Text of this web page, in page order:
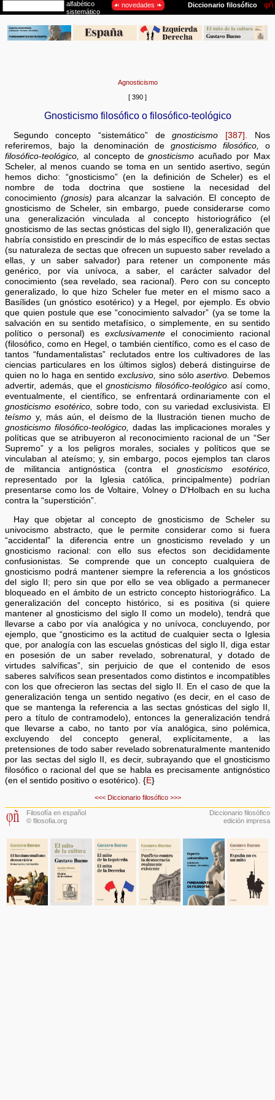
Agnosticismo
[ 390 ]
Gnosticismo filosófico o filosófico-teológico
Segundo concepto “sistemático” degnosticismo [387]. Nos
referiremos, bajo la denominación de gnosticismo filosófico, o
filosófico-teológico, al concepto degnosticismo acuñado por Max
Scheler, al menos cuando se toma en un sentido asertivo, según
hemos dicho: “gnosticismo” (en la definición de Scheler) es el
nombre de toda doctrina que sostiene la necesidad del
conocimiento (gnosis) para alcanzar la salvación. El concepto de
gnosticismo de Scheler, sin embargo, puede considerarse como
una generalización vinculada al concepto historiográfico (el
gnosticismo de las sectas gnósticas del siglo II), generalización que
habría consistido en prescindir de lo más específico de estas sectas
(su naturaleza de sectas que ofrecen un supuesto saber revelado a
ellas, y un saber salvador) para retener un componente más
genérico, por vía unívoca, a saber, el carácter salvador del
conocimiento (sea revelado, sea racional). Pero con su concepto
generalizado, lo que hizo Scheler fue meter en el mismo saco a
Basílides (un gnóstico esotérico) y a Hegel, por ejemplo. Es obvio
que quien postule que ese “conocimiento salvador” (ya se tome la
salvación en su sentido metafísico, o simplemente, en su sentido
político o personal) es exclusivamenteel conocimiento racional
(filosófico, como en Hegel, o también científico, como es el caso de
tantos “fundamentalistas” reclutados entre los cultivadores de las
ciencias particulares en los últimos siglos) deberá distinguirse de
quien no lo haga en sentidoexclusivo, sino sóloasertivo. Debemos
advertir, además, que elgnosticismo filosófico-teológico así como,
eventualmente, el científico, se enfrentará ordinariamente con el
gnosticismo esotérico, sobre todo, con su variedad exclusivista. El
teísmo y, más aún, el deísmo de la Ilustración tienen mucho de
gnosticismo filosófico-teológico, dadas las implicaciones morales y
políticas que se atribuyeron al reconocimiento racional de un “Ser
Supremo” y a los peligros morales, sociales y políticos que se
vinculaban al ateísmo; y, sin embargo, pocos ejemplos tan claros
de militancia antignóstica (contra elgnosticismo esotérico,
representado por la Iglesia católica, principalmente) podrían
presentarse como los de Voltaire, Volney o D'Holbach en su lucha
contra la “superstición”.
Hay que objetar al concepto de gnosticismo de Scheler su
univocismo abstracto, que le permite considerar como si fuera
“accidental” la diferencia entre un gnosticismo revelado y un
gnosticismo racional: con ello sus efectos son decididamente
confusionistas. Se comprende que un concepto cualquiera de
gnosticismo podrá mantener siempre la referencia a los gnósticos
del siglo II; pero sin que por ello se vea obligado a permanecer
bloqueado en el ámbito de un estricto concepto historiográfico. La
generalización del concepto histórico, si es positiva (si quiere
mantener al gnosticismo del siglo II como un modelo), tendrá que
llevarse a cabo por vía analógica y no unívoca, concluyendo, por
ejemplo, que “gnosticimo es la actitud de cualquier secta o Iglesia
que, por analogía con las escuelas gnósticas del siglo II, diga estar
en posesión de un saber revelado, sobrenatural, y dotado de
virtudes salvíficas”, sin perjuicio de que el contenido de esos
saberes salvíficos sean presentados como distintos e incompatibles
con los que ofrecieron las sectas del siglo II. En el caso de que la
generalización tenga un sentido negativo (es decir, en el caso de
que se mantenga la referencia a las sectas gnósticas del siglo II,
pero a título de contramodelo), entonces la generalización tendrá
que llevarse a cabo, no tanto por vía analógica, sino polémica,
excluyendo del concepto general, explícitamente, a las
pretensiones de todo saber revelado sobrenaturalmente mantenido
por las sectas del siglo II, es decir, subrayando que el gnosticismo
filosófico o racional del que se habla es precisamente antignóstico
(en el sentido positivo o esotérico). {E}
<<< Diccionario filosófico >>>
Filosofía en español
© filosofia.org
Diccionario filosófico
edición impresa